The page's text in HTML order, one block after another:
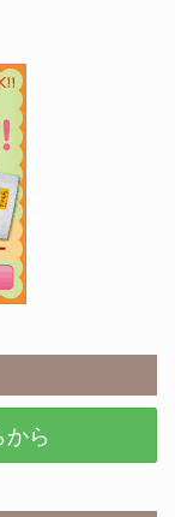
ら